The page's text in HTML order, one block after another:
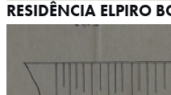
RESIDÊNCIA ELPIRO